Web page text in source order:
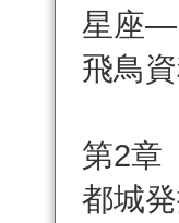
星座―
飛鳥
第2章
都城